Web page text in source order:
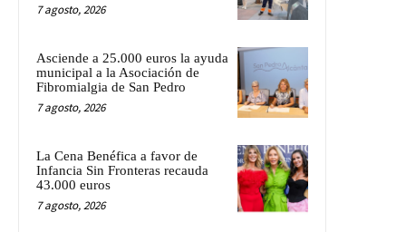
7 agosto, 2026
Asciende a 25.000 euros la ayuda
municipal a la Asociación de
Fibromialgia de San Pedro
7 agosto, 2026
La Cena Benéfica a favor de
Infancia Sin Fronteras recauda
43.000 euros
7 agosto, 2026